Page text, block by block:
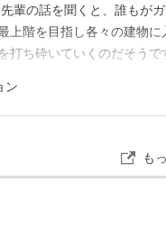
輩の話を聞くと、誰もがガ
上階を目指し各々の建物に
打ち砕いていくのだそうで
Get happy！
ン
も